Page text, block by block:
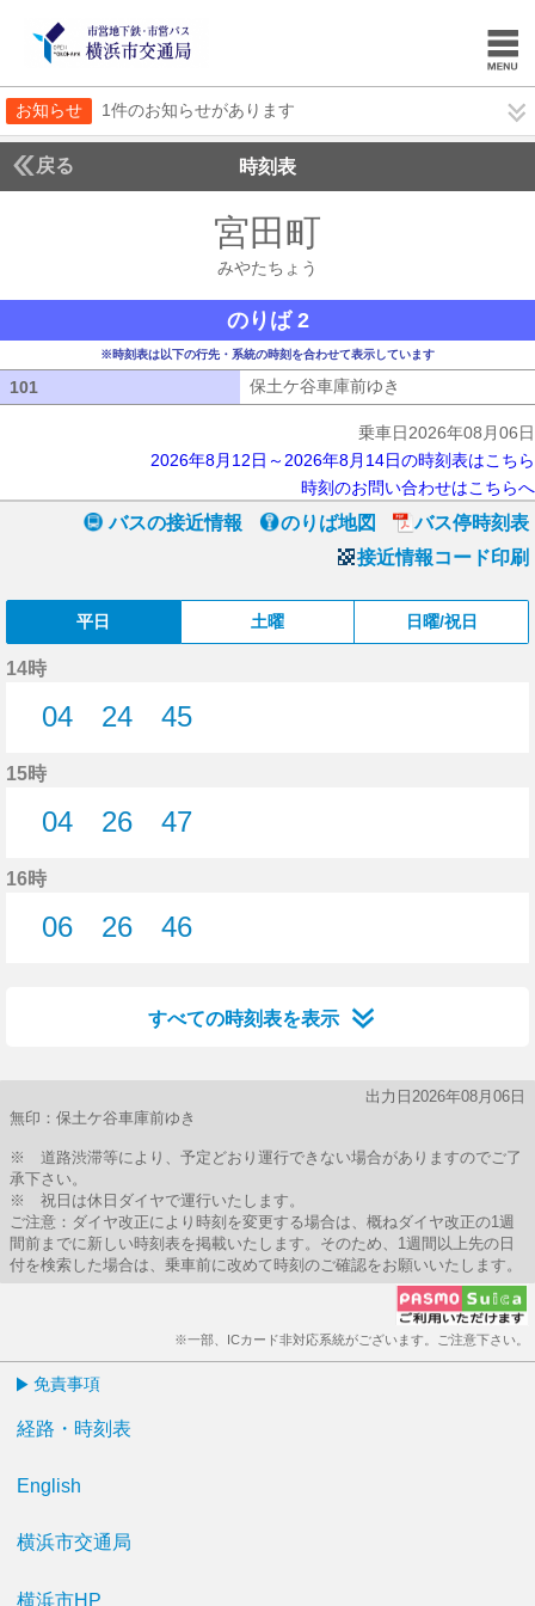
お知らせ 1件のお知らせがあります
戻る 時刻表
宮田町
みやたちょう
のりば 2
※時刻表は以下の行先・系統の時刻を合わせて表示しています
101 保土ケ谷車庫前ゆき
乗車日2026年08月06日
2026年8月12日～2026年8月14日の時刻表はこちら
時刻のお問い合わせはこちらへ
バスの接近情報 のりば地図
バス停時刻表
接近情報コード印刷
平日 土曜 日曜/祝日
14時
04
24
45
15時
04
26
47
16時
06
26
46
すべての時刻表を表示
出力日2026年08月06日
無印：保土ケ谷車庫前ゆき
※ 道路渋滞等により、予定どおり運行できない場合がありますのでご了
承下さい。
※ 祝日は休日ダイヤで運行いたします。
ご注意：ダイヤ改正により時刻を変更する場合は、概ねダイヤ改正の1週
間前までに新しい時刻表を掲載いたします。そのため、1週間以上先の日
付を検索した場合は、乗車前に改めて時刻のご確認をお願いいたします。
※一部、ICカード非対応系統がございます。ご注意下さい。
免責事項
経路・時刻表
English
横浜市交通局
横浜市HP